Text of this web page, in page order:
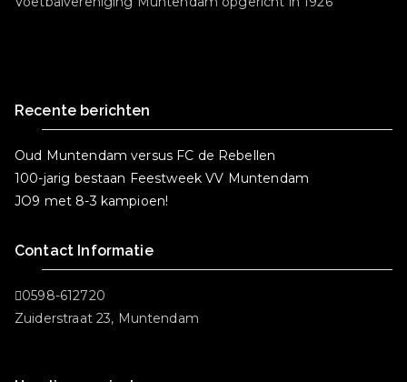
Recente berichten
Oud Muntendam versus FC de Rebellen
100-jarig bestaan Feestweek VV Muntendam
JO9 met 8-3 kampioen!
Contact Informatie
0598-612720
Zuiderstraat 23, Muntendam